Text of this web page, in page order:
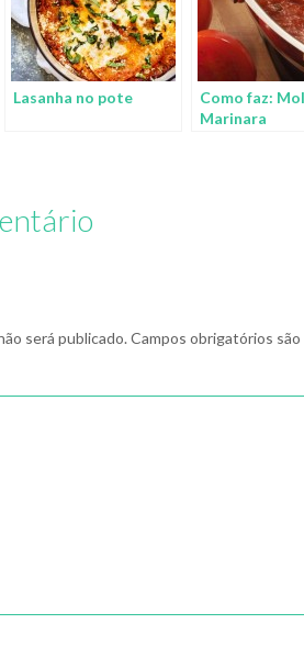
Lasanha no pote
Como faz:
Marinara
será publicado. Campos obrigatórios